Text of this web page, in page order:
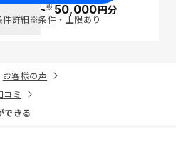
ポイント※50,000円分
詳細※条件・上限あり
お客様の声
コミ
できる